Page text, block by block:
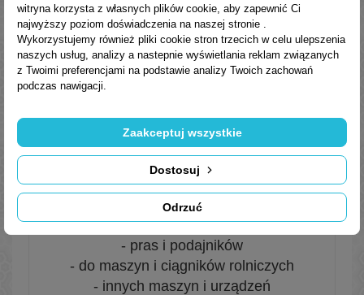
wymaganą kompatybilność z
uszczelnieniami.
PRZEZNACZONE DO SMAROWANIA
układów hydraulicznych napędu,
sterowania i układów obiegowych:
- koparek
- ładowarek
- spychaczy
- dźwigów i wyciągarek
- pras i podajników
- do maszyn i ciągników rolniczych
- innych maszyn i urządzeń
witryna korzysta z własnych plików cookie, aby zapewnić Ci
najwyższy poziom doświadczenia na naszej stronie .
Wykorzystujemy również pliki cookie stron trzecich w celu ulepszenia
naszych usług, analizy a nastepnie wyświetlania reklam związanych
z Twoimi preferencjami na podstawie analizy Twoich zachowań
podczas nawigacji.
Odrzuć
Dostosuj
Zaakceptuj wszystkie